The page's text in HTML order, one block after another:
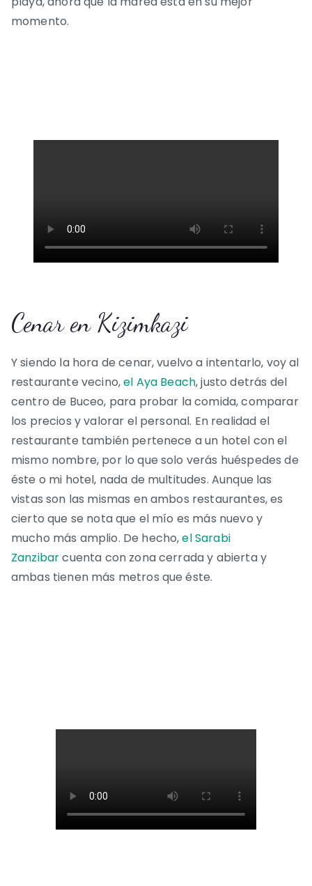
momento.
Cenar en Kizimkazi
Y siendo la hora de cenar, vuelvo a intentarlo, voy al
restaurante vecino,el Aya Beach, justo detrás del
centro de Buceo, para probar la comida, comparar
los precios y valorar el personal. En realidad el
restaurante también pertenece a un hotel con el
mismo nombre, por lo que solo verás huéspedes de
éste o mi hotel, nada de multitudes. Aunque las
vistas son las mismas en ambos restaurantes, es
cierto que se nota que el mío es más nuevo y
mucho más amplio. De hecho,el Sarabi
Zanzibarcuenta con zona cerrada y abierta y
ambas tienen más metros que éste.